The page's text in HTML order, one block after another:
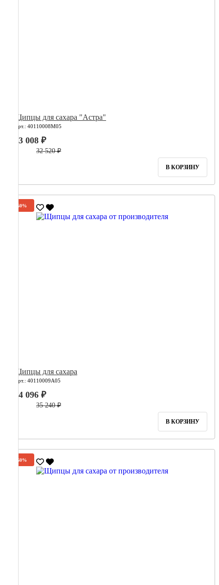
Щипцы для сахара "Астра"
Арт.: 40110008М05
13 008 ₽
32 520 ₽
В КОРЗИНУ
-60%
Щипцы для сахара
Арт.: 40110009А05
14 096 ₽
35 240 ₽
В КОРЗИНУ
-60%